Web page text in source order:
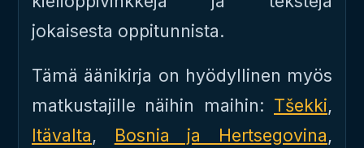
jokaisesta oppitunnista.
Tämä äänikirja on hyödyllinen myös
matkustajille näihin maihin: Tšekki,
Itävalta, Bosnia ja Hertsegovina,